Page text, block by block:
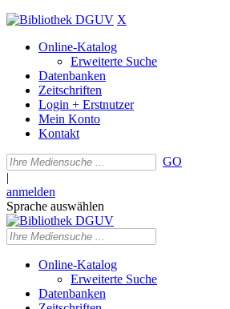
X
Online-Katalog
Erweiterte Suche
Datenbanken
Zeitschriften
Login + Erstnutzer
Mein Konto
Kontakt
GO
|
anmelden
Sprache auswählen
Online-Katalog
Erweiterte Suche
Datenbanken